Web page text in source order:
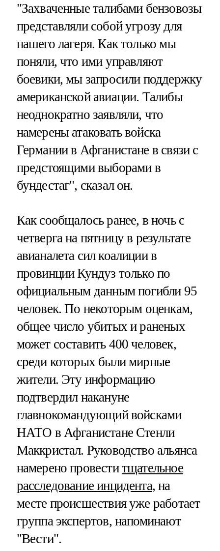
"Захваченные талибами бензовозы
представляли собой угрозу для
нашего лагеря. Как только мы
поняли, что ими управляют
боевики, мы запросили поддержку
американской авиации. Талибы
неоднократно заявляли, что
намерены атаковать войска
Германии в Афганистане в связи с
предстоящими выборами в
бундестаг", сказал он.
Как сообщалось ранее, в ночь с
четверга на пятницу в результате
авианалета сил коалиции в
провинции Кундуз только по
официальным данным погибли 95
человек. По некоторым оценкам,
общее число убитых и раненых
может составить 400 человек,
среди которых были мирные
жители. Эту информацию
подтвердил накануне
главнокомандующий войсками
НАТО в Афганистане Стенли
Маккристал. Руководство альянса
намерено провеститщательное
расследование инцидента, на
месте происшествия уже работает
группа экспертов, напоминают
"Вести".